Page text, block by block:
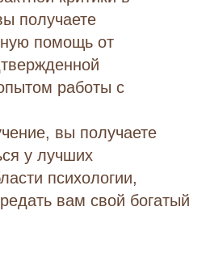
получаете
помощь от
работы с
вы получаете
у лучших
психологии,
вам свой богатый